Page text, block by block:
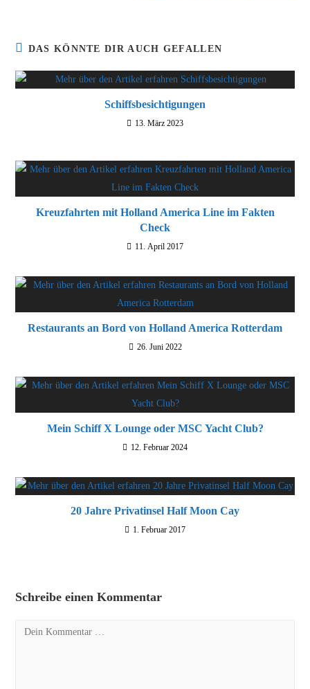
DAS KÖNNTE DIR AUCH GEFALLEN
Schiffsbesichtigungen
13. März 2023
Kreuzfahrten mit Holland America Line im Fakten
Check
11. April 2017
Restaurants an Bord von Holland America Rotterdam
26. Juni 2022
Mein Schiff X Lounge oder MSC Yacht Club?
12. Februar 2024
20 Jahre Privatinsel Half Moon Cay
1. Februar 2017
Schreibe einen Kommentar
Kommentar